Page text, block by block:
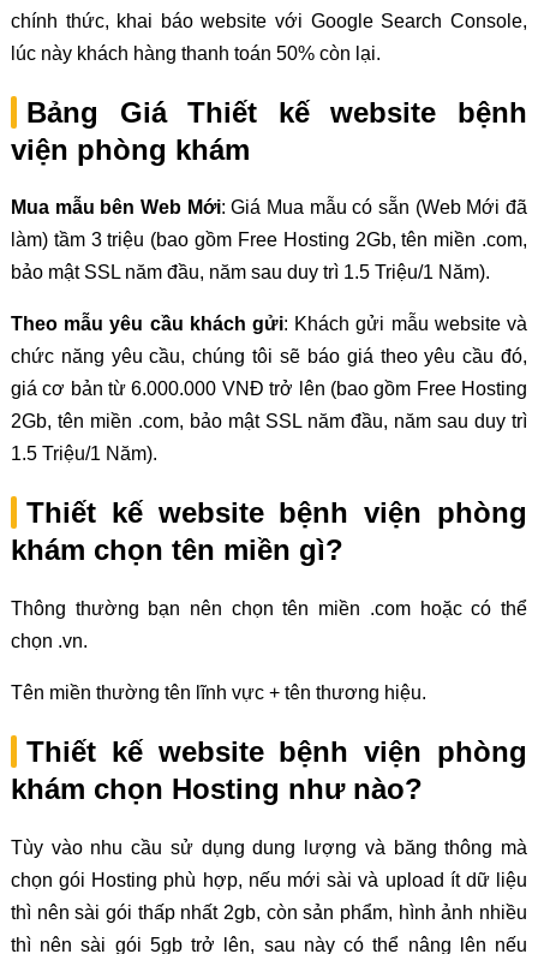
chính thức, khai báo website với Google Search Console,
lúc này khách hàng thanh toán 50% còn lại.
Bảng Giá Thiết kế website bệnh
viện phòng khám
Mua mẫu bên Web Mới: Giá Mua mẫu có sẵn (Web Mới đã
làm) tầm 3 triệu (bao gồm Free Hosting 2Gb, tên miền .com,
bảo mật SSL năm đầu, năm sau duy trì 1.5 Triệu/1 Năm).
Theo mẫu yêu cầu khách gửi: Khách gửi mẫu website và
chức năng yêu cầu, chúng tôi sẽ báo giá theo yêu cầu đó,
giá cơ bản từ 6.000.000 VNĐ trở lên (bao gồm Free Hosting
2Gb, tên miền .com, bảo mật SSL năm đầu, năm sau duy trì
1.5 Triệu/1 Năm).
Thiết kế website bệnh viện phòng
khám chọn tên miền gì?
Thông thường bạn nên chọn tên miền .com hoặc có thể
chọn .vn.
Tên miền thường tên lĩnh vực + tên thương hiệu.
Thiết kế website bệnh viện phòng
khám chọn Hosting như nào?
Tùy vào nhu cầu sử dụng dung lượng và băng thông mà
chọn gói Hosting phù hợp, nếu mới sài và upload ít dữ liệu
thì nên sài gói thấp nhất 2gb, còn sản phẩm, hình ảnh nhiều
thì nên sài gói 5gb trở lên, sau này có thể nâng lên nếu